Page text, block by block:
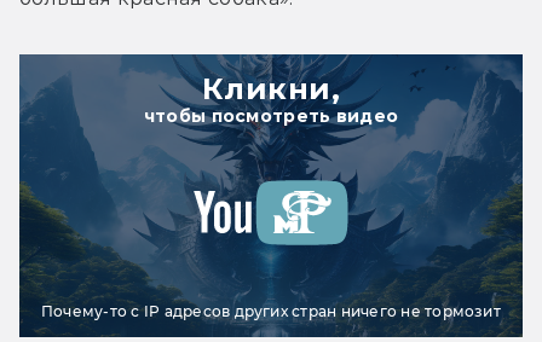
Кликни,
чтобы посмотреть видео
Почему-то с IP адресов других стран ничего не тормозит